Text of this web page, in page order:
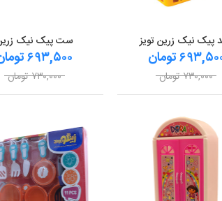
پیک نیک زرین تویز
تومان
۷۳۰,۰۰۰ تومان
ست پیک نیک
۶۹۳,۵۰۰ تومان
۷۳۰,۰۰۰ تومان